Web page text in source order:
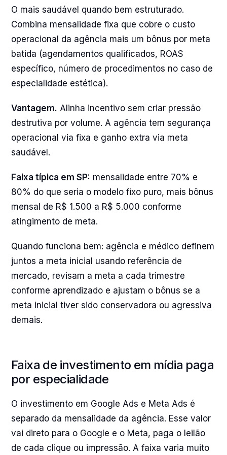
O mais saudável quando bem estruturado.
Combina mensalidade fixa que cobre o custo
operacional da agência mais um bônus por meta
batida (agendamentos qualificados, ROAS
específico, número de procedimentos no caso de
especialidade estética).
Vantagem. Alinha incentivo sem criar pressão
destrutiva por volume. A agência tem segurança
operacional via fixa e ganho extra via meta
saudável.
Faixa típica em SP: mensalidade entre 70% e
80% do que seria o modelo fixo puro, mais bônus
mensal de R$ 1.500 a R$ 5.000 conforme
atingimento de meta.
Quando funciona bem: agência e médico definem
juntos a meta inicial usando referência de
mercado, revisam a meta a cada trimestre
conforme aprendizado e ajustam o bônus se a
meta inicial tiver sido conservadora ou agressiva
demais.
Faixa de investimento em mídia paga
por especialidade
O investimento em Google Ads e Meta Ads é
separado da mensalidade da agência. Esse valor
vai direto para o Google e o Meta, paga o leilão
de cada clique ou impressão. A faixa varia muito